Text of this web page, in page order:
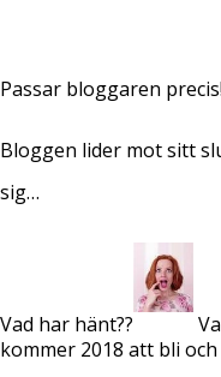
Passar bloggaren
Bloggen lider mot sitt
sig…
Vad har hänt??
kommer 2018 att bli